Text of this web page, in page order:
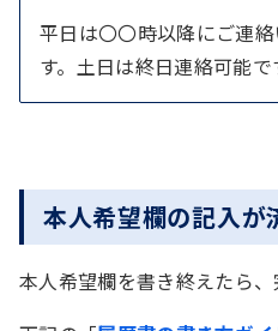
平日は〇〇時以降にご連
す。土日は終日連絡可能で
本人希望欄の記入
本人希望欄を書き終えたら、